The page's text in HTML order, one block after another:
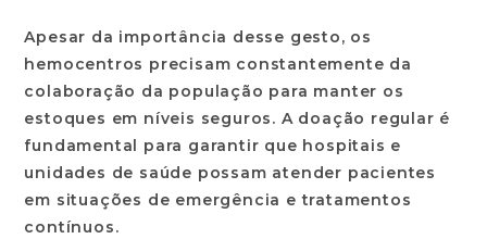
Apesar da importância desse gesto, os
hemocentros precisam constantemente da
colaboração da população para manter os
estoques em níveis seguros. A doação regular é
fundamental para garantir que hospitais e
unidades de saúde possam atender pacientes
em situações de emergência e tratamentos
contínuos.